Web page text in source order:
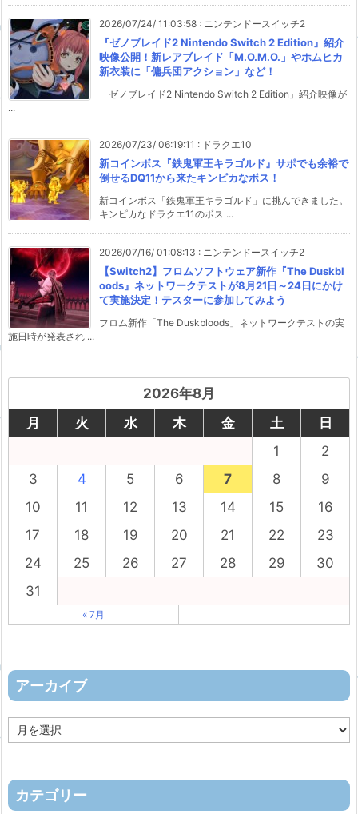
2026/07/24/ 11:03:58 : ニンテンドースイッチ2
『ゼノブレイド2 Nintendo Switch 2 Edition』紹介
映像公開！新レアブレイド「M.O.M.O.」やホムヒカ
新衣装に「傭兵団アクション」など！
「ゼノブレイド2 Nintendo Switch 2 Edition」紹介映像が
...
2026/07/23/ 06:19:11 : ドラクエ10
新コインボス『鉄鬼軍王キラゴルド』サポでも余裕で
倒せるDQ11から来たキンピカなボス！
新コインボス「鉄鬼軍王キラゴルド」に挑んできました。
キンピカなドラクエ11のボス ...
2026/07/16/ 01:08:13 : ニンテンドースイッチ2
【Switch2】フロムソフトウェア新作『The Duskbl
oods』ネットワークテストが8月21日～24日にかけ
て実施決定！テスターに参加してみよう
フロム新作「The Duskbloods」ネットワークテストの実
施日時が発表され ...
2026年8月
月
火 水 木 金 土
日
1
2
3
4 5 6 7 8
9
10
11 12 13 14 15
16
17
18 19 20 21 22
23
24
25 26 27 28 29
30
31
« 7月
アーカイブ
ー
ブ
カテゴリー